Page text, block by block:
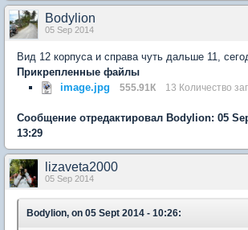
Bodylion
05 Sep 2014
Вид 12 корпуса и справа чуть дальше 11,
Прикрепленные файлы
image.jpg
555.91К 13 Количество
Сообщение отредактировал Bodylion: 05
13:29
lizaveta2000
05 Sep 2014
Bodylion, on 05 Sept 2014 - 10:26: